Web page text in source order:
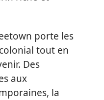
porte les
tout en
Des
aux
la